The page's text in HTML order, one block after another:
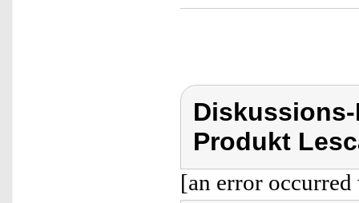
Produkt
[an error